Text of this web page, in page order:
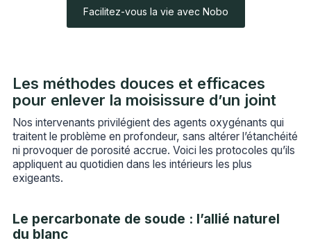
Facilitez-vous la vie avec Nobo
Les méthodes douces et efficaces
pour enlever la moisissure d’un joint
Nos intervenants privilégient des agents oxygénants qui
traitent le problème en profondeur, sans altérer l’étanchéité
ni provoquer de porosité accrue. Voici les protocoles qu’ils
appliquent au quotidien dans les intérieurs les plus
exigeants.
Le percarbonate de soude : l’allié naturel
du blanc